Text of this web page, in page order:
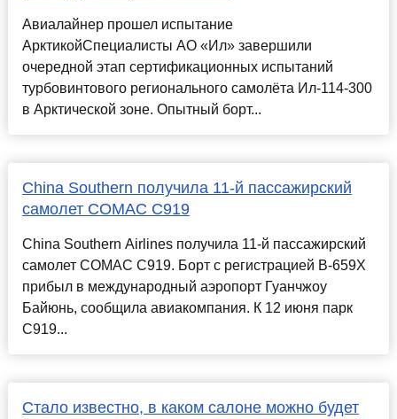
Авиалайнер прошел испытание
АрктикойСпециалисты АО «Ил» завершили
очередной этап сертификационных испытаний
турбовинтового регионального самолёта Ил-114-300
в Арктической зоне. Опытный борт...
China Southern получила 11-й пассажирский
самолет COMAC C919
China Southern Airlines получила 11-й пассажирский
самолет COMAC C919. Борт с регистрацией B-659X
прибыл в международный аэропорт Гуанчжоу
Байюнь, сообщила авиакомпания. К 12 июня парк
C919...
Стало известно, в каком салоне можно будет